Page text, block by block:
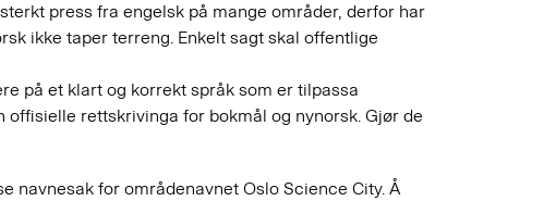
press fra engelsk på mange områder, derfor har
ikke taper terreng. Enkelt sagt skal offentlige
på et klart og korrekt språk som er tilpassa
rettskrivinga for bokmål og nynorsk. Gjør de
navnesak for områdenavnet Oslo Science City. Å